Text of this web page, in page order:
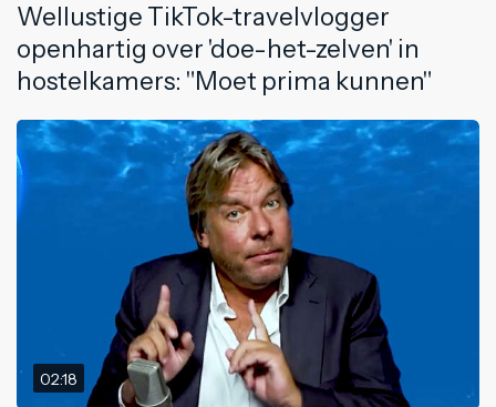
Wellustige TikTok-travelvlogger
openhartig over 'doe-het-zelven' in
hostelkamers: "Moet prima kunnen"
02:18